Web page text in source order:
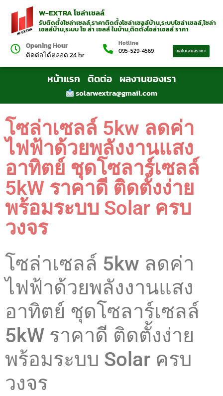
W-EXTRA โซล่าเซลล์
รับติดตั้งโซล่าเซลล์,ราคาติดตั้งโซล่าเซลล์บ้าน,ระบบโซล่าเซลล์,โซล่า
เซลล์บ้าน,ระบบ โซ ล่า เซลล์ ในบ้าน,ติดตั้งโซล่าเซลล์ ราคา
Opening Hour
ติดต่อได้ตลอด 24 hr
Hotline
095-529-4569
ขอใบเสนอราคา
หน้าแรก ติดต่อ ผลงานของเรา
solarwextra@gmail.com
โซล่าเซลล์ 5kw ลดค่า
ไฟฟ้าด้วยพลังงานแสง
อาทิตย์ ชุดโซลาร์เซลล์
5kW ราคาดี ติดตั้งง่าย
พร้อมระบบ Solar ครบ
วงจร
โซล่าเซลล์ 5kw ลดค่า
ไฟฟ้าด้วยพลังงานแสง
อาทิตย์ ชุดโซลาร์เซลล์
5kW ราคาดี ติดตั้งง่าย
พร้อมระบบ Solar ครบ
วงจร